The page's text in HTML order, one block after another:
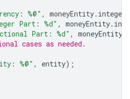
%@" , moneyEntity.
Part: %d" , moneyEntity.
Part: %d" , moneyEntity
cases as needed.
%@" , entity);